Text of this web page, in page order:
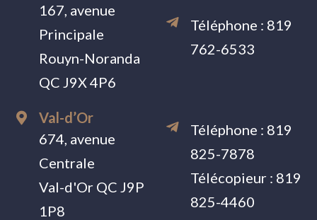
167, avenue
Principale
Rouyn-Noranda
QC J9X 4P6
Téléphone : 819
762-6533
Val-d’Or
674, avenue
Centrale
Val-d'Or QC J9P
1P8
Téléphone : 819
825-7878
Télécopieur : 819
825-4460